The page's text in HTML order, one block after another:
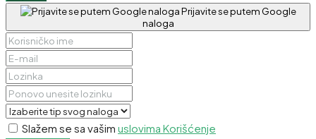
Prijavite se putem Google
naloga
Slažem se sa vašim uslovima Korišćenje